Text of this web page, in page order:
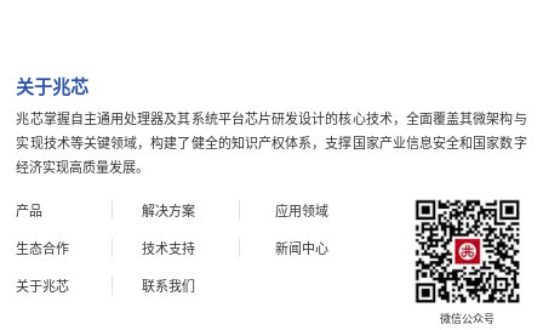
关于兆芯
兆芯掌握自主通用处理器及其系统平台芯片研发设计的核心技术，全面覆盖其微架构与
实现技术等关键领域，构建了健全的知识产权体系，支撑国家产业信息安全和国家数字
经济实现高质量发展。
产品 解决方案 应用领域
生态合作 技术支持 新闻中心
关于兆芯 联系我们
微信公众号